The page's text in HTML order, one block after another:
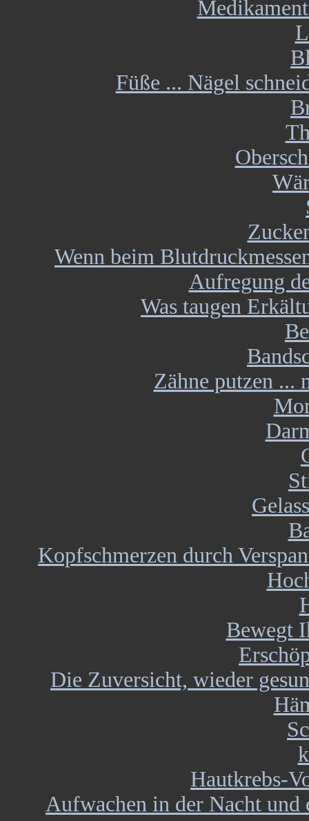
Füße ... Nägel
Wenn beim
Aufregung
Was taugen
Zähne putzen ...
Kopfschmerzen durch
Bewegt
Die Zuversicht, wieder
Hautkrebs-
Aufwachen in der Nacht und